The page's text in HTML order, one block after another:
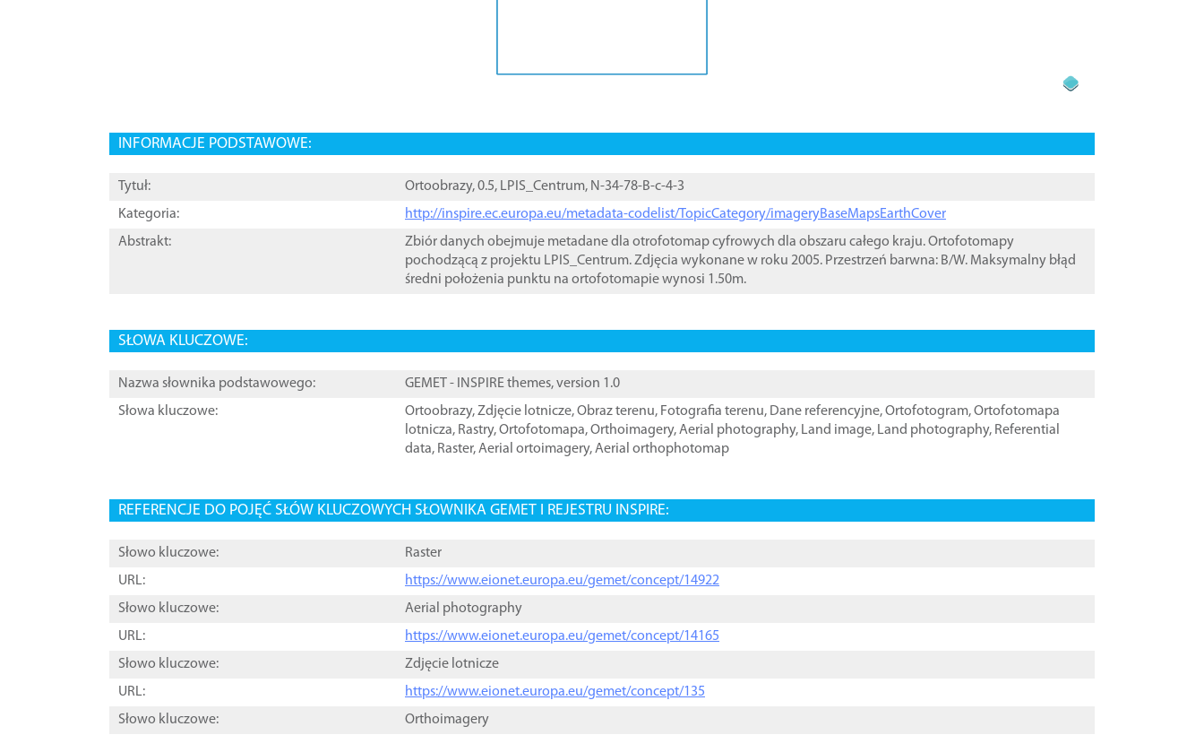
INFORMACJE PODSTAWOWE:
Tytuł:
Ortoobrazy, 0.5, LPIS_Centrum, N-34-78-B-c-4-3
Kategoria:
http://inspire.ec.europa.eu/metadata-codelist/TopicCategory/imageryBaseMapsEarthCover
Abstrakt:
Zbiór danych obejmuje metadane dla otrofotomap cyfrowych dla obszaru całego kraju. Ortofotomapy
pochodzącą z projektu LPIS_Centrum. Zdjęcia wykonane w roku 2005. Przestrzeń barwna: B/W. Maksymalny błąd
średni położenia punktu na ortofotomapie wynosi 1.50m.
SŁOWA KLUCZOWE:
Nazwa słownika podstawowego:
GEMET - INSPIRE themes, version 1.0
Słowa kluczowe:
Ortoobrazy,Zdjęcie lotnicze,Obraz terenu, Fotografia terenu, Dane referencyjne,Ortofotogram,Ortofotomapa
lotnicza, Rastry,Ortofotomapa,Orthoimagery,Aerial photography, Land image, Land photography, Referential
data, Raster,Aerial ortoimagery,Aerial orthophotomap
REFERENCJE DO POJĘĆ SŁÓW KLUCZOWYCH SŁOWNIKA GEMET I REJESTRU INSPIRE:
Słowo kluczowe:
Raster
URL:
https://www.eionet.europa.eu/gemet/concept/14922
Słowo kluczowe:
Aerial photography
URL:
https://www.eionet.europa.eu/gemet/concept/14165
Słowo kluczowe:
Zdjęcie lotnicze
URL:
https://www.eionet.europa.eu/gemet/concept/135
Słowo kluczowe:
Orthoimagery